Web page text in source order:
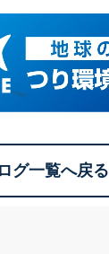
グ一覧へ戻る